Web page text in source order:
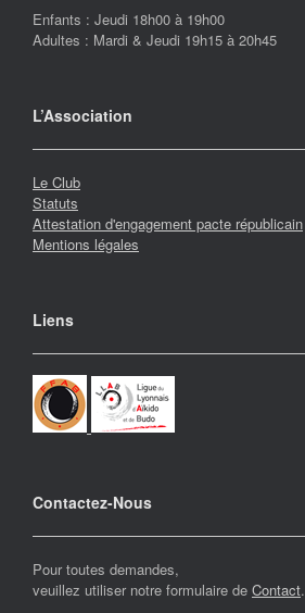
Enfants : Jeudi 18h00 à 19h00
Adultes : Mardi & Jeudi 19h15 à 20h45
L’Association
Le Club
Statuts
Attestation d'engagement pacte républicain
Mentions légales
Liens
Contactez-Nous
Pour toutes demandes,
veuillez utiliser notre formulaire de Contact.